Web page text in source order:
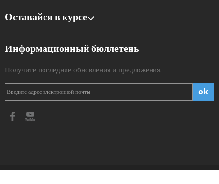
Оставайся в курсе
Информационный бюллетень
Получите последние обновления и предложения.
ok